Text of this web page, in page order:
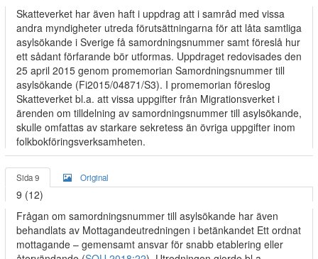
Skatteverket har även haft i uppdrag att i samråd med vissa
andra myndigheter utreda förutsättningarna för att låta samtliga
asylsökande i Sverige få samordningsnummer samt föreslå hur
ett sådant förfarande bör utformas. Uppdraget redovisades den
25 april 2015 genom promemorian Samordningsnummer till
asylsökande (Fi2015/04871/S3). I promemorian föreslog
Skatteverket bl.a. att vissa uppgifter från Migrationsverket i
ärenden om tilldelning av samordningsnummer till asylsökande,
skulle omfattas av starkare sekretess än övriga uppgifter inom
folkbokföringsverksamheten.
Sida 9 Original
9 (12)
Frågan om samordningsnummer till asylsökande har även
behandlats av Mottagandeutredningen i betänkandet Ett ordnat
mottagande – gemensamt ansvar för snabb etablering eller